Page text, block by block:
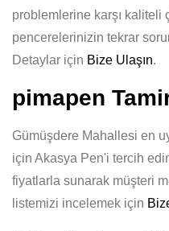
problemlerine karşı kaliteli
pencerelerinizin tekrar
Detaylar için Bize Ulaşın.
pimapen
Gümüşdere Mahallesi en
için Akasya Pen'i tercih
fiyatlarla sunarak müşteri
listemizi incelemek için